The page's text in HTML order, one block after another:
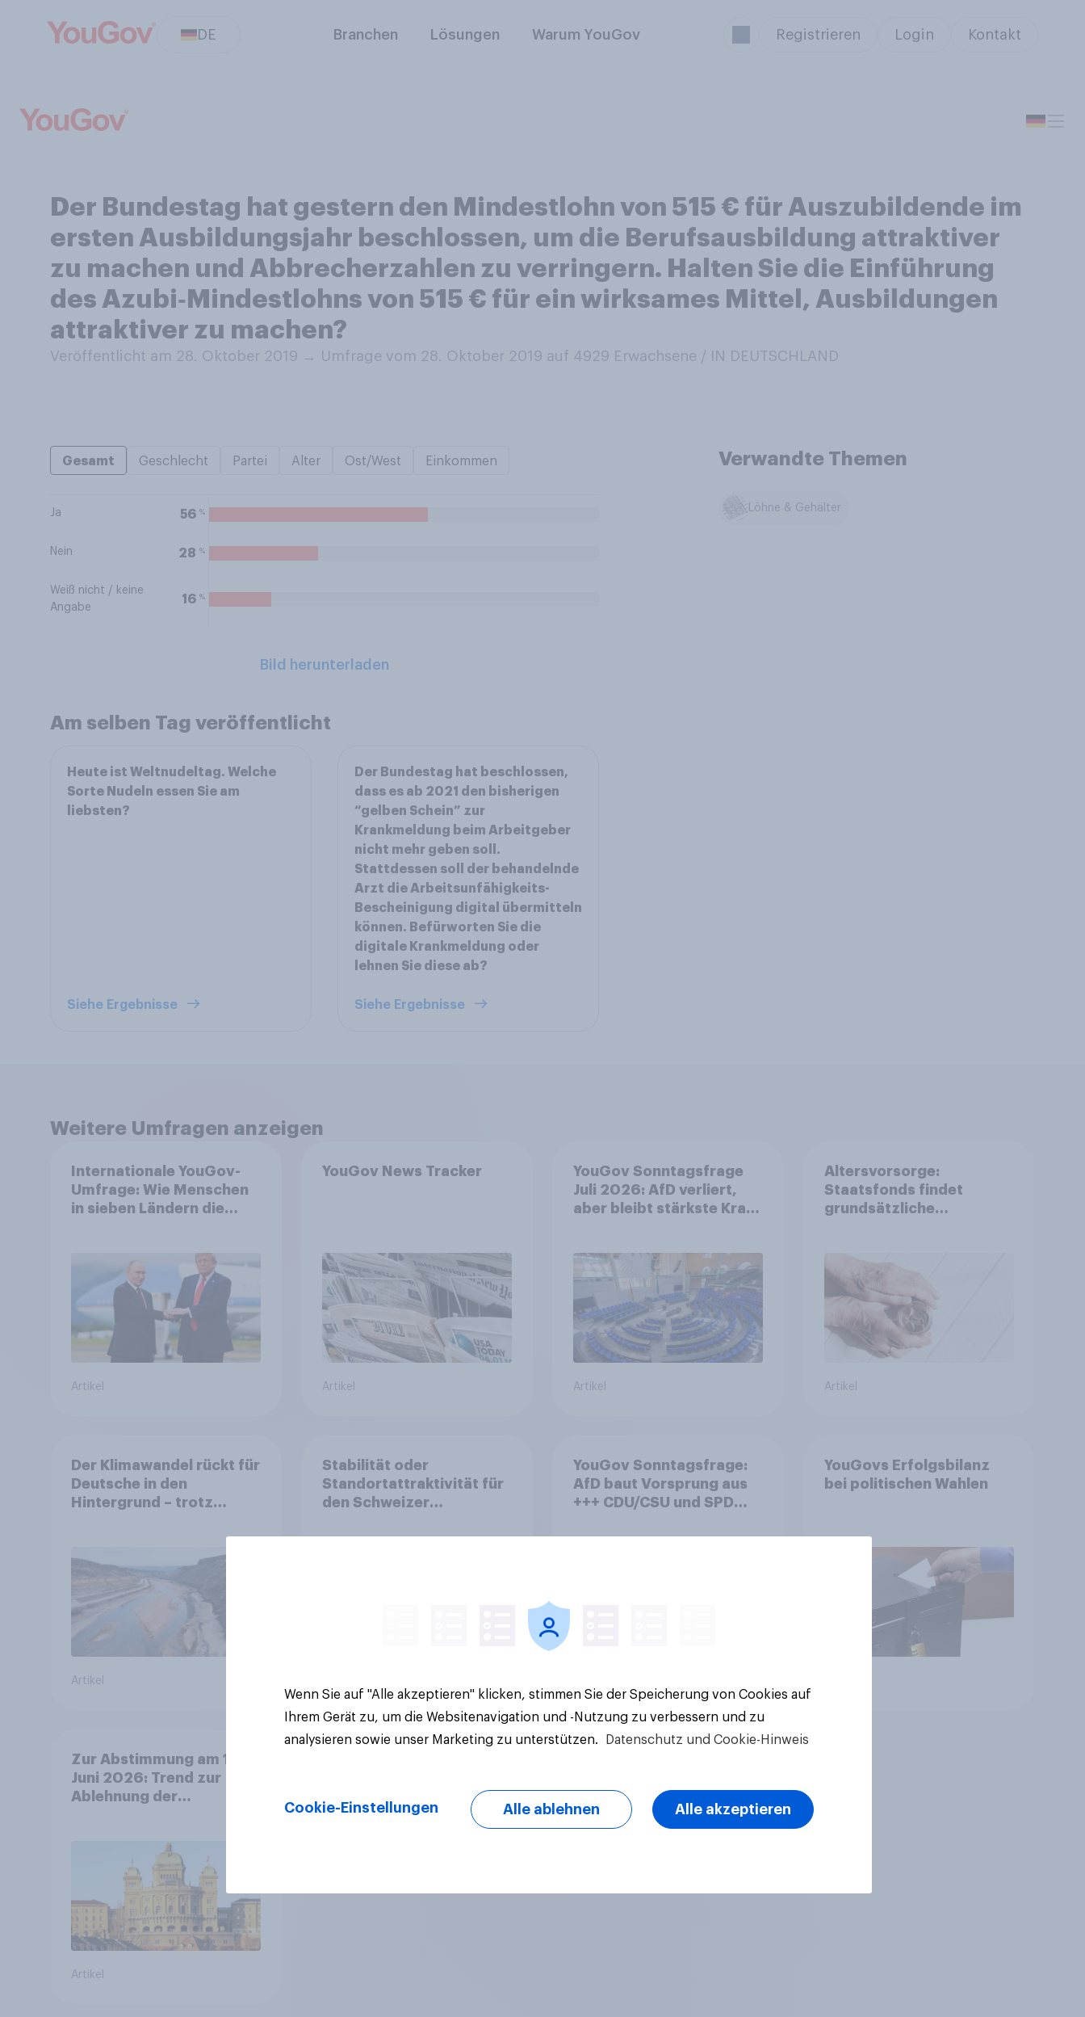
DE Branchen Lösungen Warum YouGov Registrieren Login Kontakt
Der Bundestag hat gestern den Mindestlohn von 515 € für Auszubildende im
ersten Ausbildungsjahr beschlossen, um die Berufsausbildung attraktiver
zu machen und Abbrecherzahlen zu verringern. Halten Sie die Einführung
des Azubi‑Mindestlohns von 515 € für ein wirksames Mittel, Ausbildungen
attraktiver zu machen?
Veröffentlicht am 28. Oktober 2019 → Umfrage vom 28. Oktober 2019 auf 4929 Erwachsene / IN DEUTSCHLAND
Gesamt Geschlecht Partei Alter Ost/West Einkommen
Ja 56 %
Nein 28 %
Weiß nicht / keine
Angabe
16 %
Bild herunterladen
Verwandte Themen
Löhne & Gehälter
Am selben Tag veröffentlicht
Heute ist Weltnudeltag. Welche
Sorte Nudeln essen Sie am
liebsten?
Siehe Ergebnisse
Der Bundestag hat beschlossen,
dass es ab 2021 den bisherigen
“gelben Schein” zur
Krankmeldung beim Arbeitgeber
nicht mehr geben soll.
Stattdessen soll der behandelnde
Arzt die Arbeitsunfähigkeits-
Bescheinigung digital übermitteln
können. Befürworten Sie die
digitale Krankmeldung oder
lehnen Sie diese ab?
Siehe Ergebnisse
Weitere Umfragen anzeigen
Internationale YouGov-
Umfrage: Wie Menschen
in sieben Ländern die
Bedrohungen und
Bündnisse bewerten
Artikel
YouGov News Tracker
Artikel
YouGov Sonntagsfrage
Juli 2026: AfD verliert,
aber bleibt stärkste Kraft
Bevölkerung
Artikel
Altersvorsorge:
Staatsfonds findet
grundsätzliche
entscheiden über die
Akzeptanz
Artikel
Der Klimawandel rückt für
Deutsche in den
Hintergrund – trotz
Artikel
Stabilität oder
Standortattraktivität für
den Schweizer
Bevölkerung in der
YouGov Sonntagsfrage:
AfD baut Vorsprung aus
+++ CDU/CSU und SPD
Bürgerinnen und Bürger
YouGovs Erfolgsbilanz
bei politischen Wahlen
Zur Abstimmung am 14.
Juni 2026: Trend zur
Ablehnung der
für Annahme des
Zivildienstgesetz sinken
Artikel
Wenn Sie auf "Alle akzeptieren" klicken, stimmen Sie der Speicherung von Cookies auf
Ihrem Gerät zu, um die Websitenavigation und -Nutzung zu verbessern und zu
analysieren sowie unser Marketing zu unterstützen.
Datenschutz und Cookie-Hinweis
Cookie-Einstellungen Alle ablehnen Alle akzeptieren